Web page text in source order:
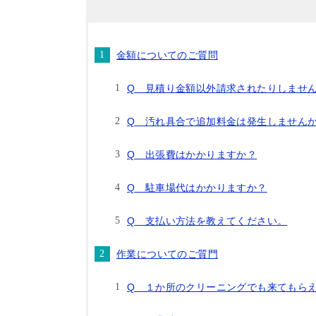
金額についてのご質問
Q 見積り金額以外請求されたりしませ
Q 汚れ具合で追加料金は発生しません
Q 出張費はかかりますか？
Q 駐車場代はかかりますか？
Q 支払い方法を教えてください。
作業についてのご質門
Q １か所のクリーニングでも来てもら